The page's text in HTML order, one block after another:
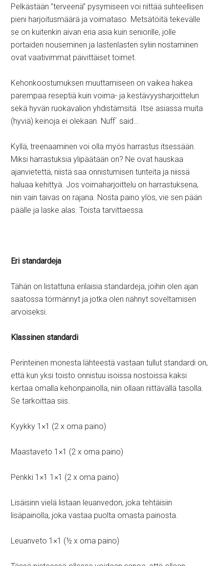
Pelkästään ”terveenä” pysymiseen voi riittää suhteellisen
pieni harjoitusmäärä ja voimataso. Metsätöitä tekevälle
se on kuitenkin aivan eria asia kuin seniorille, jolle
portaiden nouseminen ja lastenlasten syliin nostaminen
ovat vaativimmat päivittäiset toimet.
Kehonkoostumuksen muuttamiseen on vaikea hakea
parempaa reseptiä kuin voima- ja kestävyysharjoittelun
sekä hyvän ruokavalion yhdistämsitä. Itse asiassa muita
(hyviä) keinoja ei olekaan. Nuff´ said…
Kyllä, treenaaminen voi olla myös harrastus itsessään.
Miksi harrastuksia ylipäätään on? Ne ovat hauskaa
ajanvietettä, niistä saa onnistumisen tunteita ja niissä
haluaa kehittyä. Jos voimaharjoittelu on harrastuksena,
niin vain taivas on rajana. Nosta paino ylös, vie sen pään
päälle ja laske alas. Toista tarvittaessa.
Eri standardeja
Tähän on listattuna erilaisia standardeja, joihin olen ajan
saatossa törmännyt ja jotka olen nähnyt soveltamisen
arvoiseksi.
Klassinen standardi
Perinteinen monesta lähteestä vastaan tullut standardi on,
että kun yksi toisto onnistuu isoissa nostoissa kaksi
kertaa omalla kehonpainolla, niin ollaan riittävällä tasolla.
Se tarkoittaa siis.
Kyykky 1×1 (2 x oma paino)
Maastaveto 1×1 (2 x oma paino)
Penkki 1×1 1×1 (2 x oma paino)
Lisäisinn vielä listaan leuanvedon, joka tehtäisiin
lisäpainolla, joka vastaa puolta omasta painosta.
Leuanveto 1×1 (½ x oma paino)